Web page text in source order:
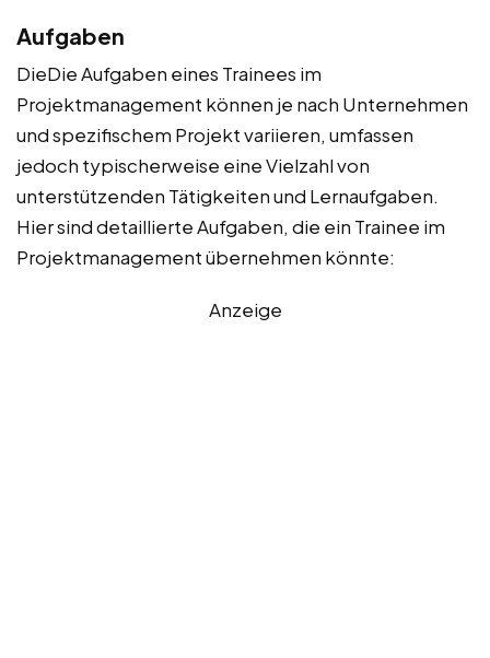
Aufgaben
DieDie Aufgaben eines Trainees im
Projektmanagement können je nach Unternehmen
und spezifischem Projekt variieren, umfassen
jedoch typischerweise eine Vielzahl von
unterstützenden Tätigkeiten und Lernaufgaben.
Hier sind detaillierte Aufgaben, die ein Trainee im
Projektmanagement übernehmen könnte:
Anzeige